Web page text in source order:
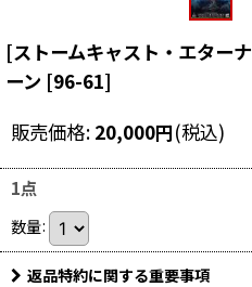
[ストームキャスト・エター
ーン [96-61]
販売価格: 20,000円(税込)
1点
数量:
返品特約に関する重要事項